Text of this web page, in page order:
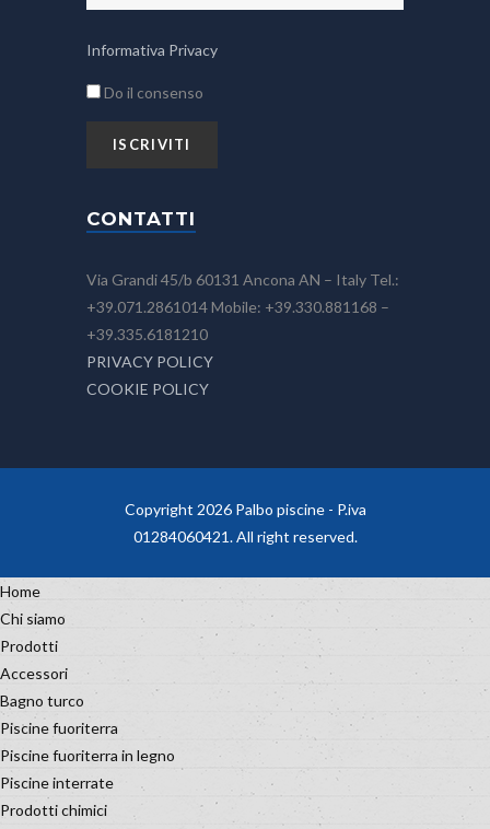
Informativa Privacy
Do il consenso
CONTATTI
Via Grandi 45/b 60131 Ancona AN – Italy Tel.:
+39.071.2861014 Mobile: +39.330.881168 –
+39.335.6181210
PRIVACY POLICY
COOKIE POLICY
Copyright 2026 Palbo piscine - P.iva
01284060421. All right reserved.
Home
Chi siamo
Prodotti
Accessori
Bagno turco
Piscine fuoriterra
Piscine fuoriterra in legno
Piscine interrate
Prodotti chimici